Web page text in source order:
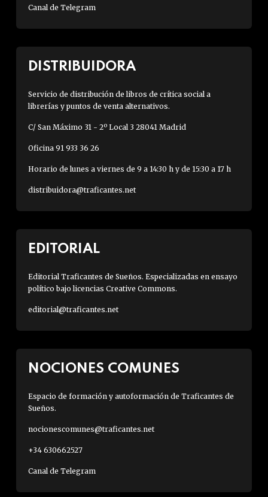
Canal de Telegram
DISTRIBUIDORA
Servicio de distribución de libros de crítica social a
librerías y puntos de venta alternativos.
C/ San Máximo 31 - 2º Local 3 28041 Madrid
Oficina 91 933 36 26
Horario de lunes a viernes de 9 a 14:30 h y de 15:30 a 17 h
distribuidora@traficantes.net
EDITORIAL
Editorial Traficantes de Sueños. Especializadas en ensayo
político bajo licencias Creative Commons.
editorial@traficantes.net
NOCIONES COMUNES
Espacio de formación y autoformación de Traficantes de
Sueños.
nocionescomunes@traficantes.net
+34 630662527
Canal de Telegram